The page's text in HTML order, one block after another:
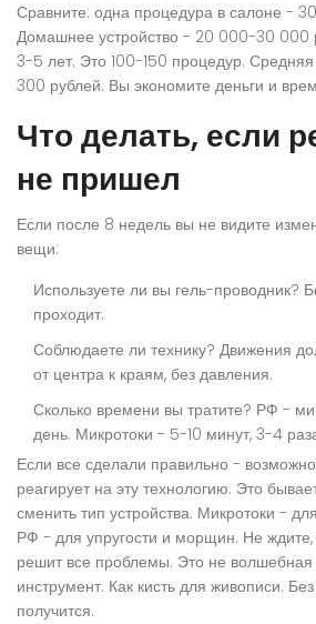
Сравните: одна процедура в салоне -
Домашнее устройство - 20 000-30 000
3-5 лет. Это 100-150 процедур.
300 рублей. Вы экономите деньги и
Что делать, если
не пришел
Если после 8 недель вы не видите
вещи:
Используете ли вы гель-проводник?
проходит.
Соблюдаете ли технику? Движения
от центра к краям, без давления.
Сколько времени вы тратите? РФ -
день. Микротоки - 5-10 минут, 3-4
Если все сделали правильно -
реагирует на эту технологию. Это
сменить тип устройства. Микротоки -
РФ - для упругости и морщин. Не ждите,
решит все проблемы. Это не волшебная
инструмент. Как кисть для живописи.
получится.